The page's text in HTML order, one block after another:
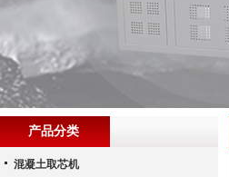
产品分类
混凝土取芯机